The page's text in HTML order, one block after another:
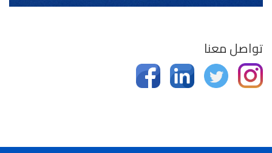
تواصل معنا